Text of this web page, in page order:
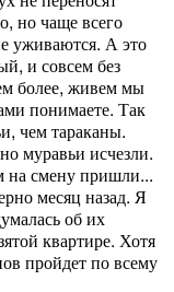
но чаще всего
уживаются. А это
и совсем без
более, живем мы
понимаете. Так
чем тараканы.
муравьи исчезли.
на смену пришли...
месяц назад. Я
об их
квартире. Хотя
пройдет по всему